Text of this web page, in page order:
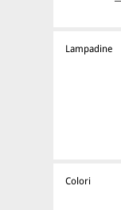
Lampadine
Colori